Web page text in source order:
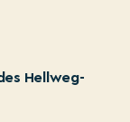
Hellweg-